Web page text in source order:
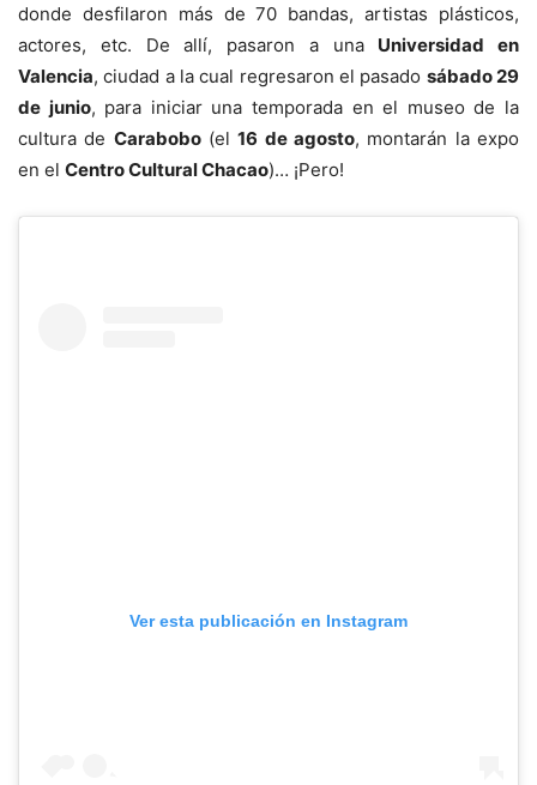
donde desfilaron más de 70 bandas, artistas plásticos,
actores, etc. De allí, pasaron a una Universidad en
Valencia, ciudad a la cual regresaron el pasado sábado 29
de junio, para iniciar una temporada en el museo de la
cultura de Carabobo(el16 de agosto, montarán la expo
en el Centro Cultural Chacao)… ¡Pero!
Ver esta publicación en Instagram